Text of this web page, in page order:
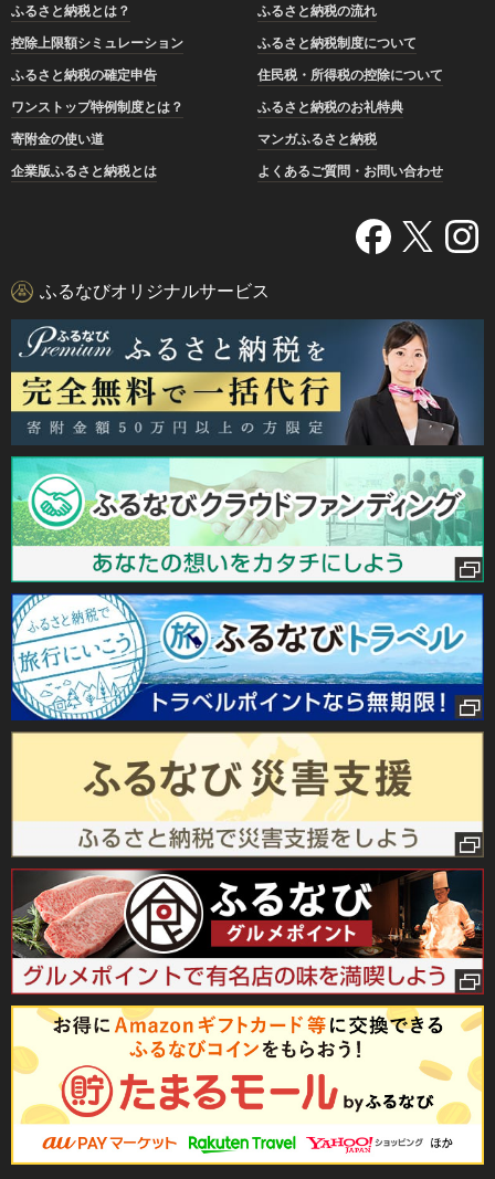
ふるさと納税とは？
ふるさと納税の流れ
控除上限額シミュレーション
ふるさと納税制度について
ふるさと納税の確定申告
住民税・所得税の控除について
ワンストップ特例制度とは？
ふるさと納税のお礼特典
寄附金の使い道
マンガふるさと納税
企業版ふるさと納税とは
よくあるご質問・お問い合わせ
ふるなびオリジナルサービス